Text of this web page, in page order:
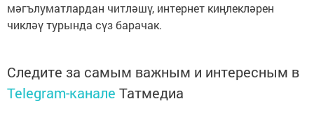
мәгълуматлардан читләшү, интернет киңлекләрен
чикләү турында сүз барачак.
Следите за самым важным и интересным в
Telegram-канале Татмедиа